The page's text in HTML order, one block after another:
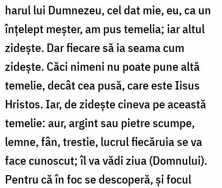
harul lui Dumnezeu, cel dat mie, eu, ca un
înțelept meșter, am pus temelia; iar altul
zidește. Dar fiecare să ia seama cum
zidește. Căci nimeni nu poate pune altă
temelie, decât cea pusă, care este Iisus
Hristos. Iar, de zidește cineva pe această
temelie: aur, argint sau pietre scumpe,
lemne, fân, trestie, lucrul fiecăruia se va
face cunoscut; îl va vădi ziua (Domnului).
Pentru că în foc se descoperă, și focul